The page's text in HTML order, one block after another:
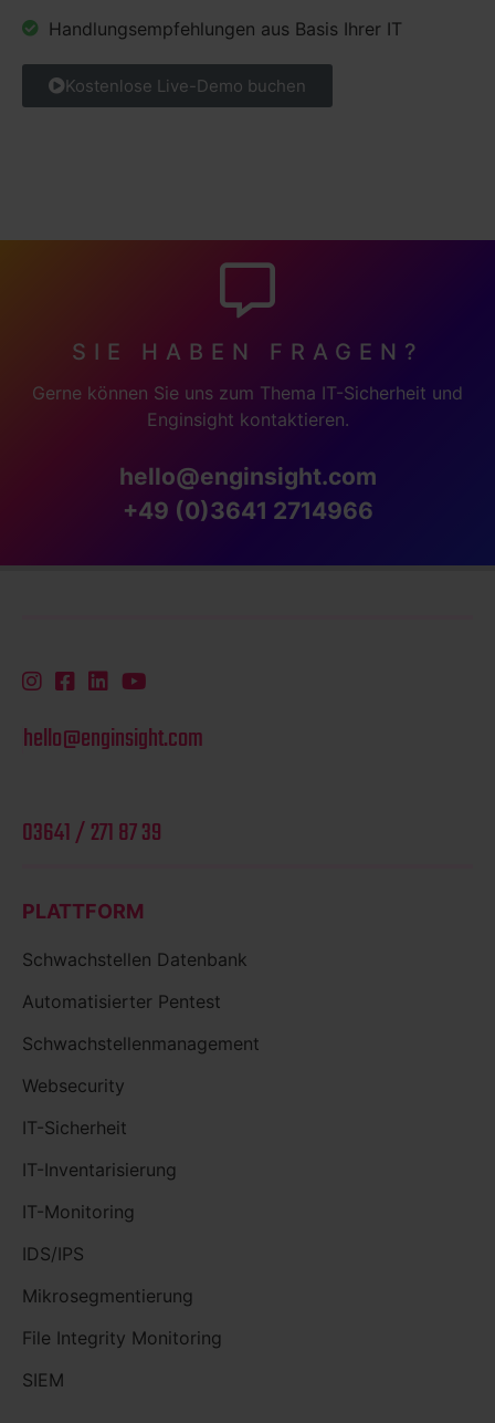
Handlungsempfehlungen aus Basis Ihrer IT
Kostenlose Live-Demo buchen
SIE HABEN FRAGEN?
Gerne können Sie uns zum Thema IT-Sicherheit und
Enginsight kontaktieren.
hello@enginsight.com
+49 (0)3641 2714966
hello@enginsight.com
03641 / 271 87 39
PLATTFORM
Schwachstellen Datenbank
Automatisierter Pentest
Schwachstellenmanagement
Websecurity
IT-Sicherheit
IT-Inventarisierung
IT-Monitoring
IDS/IPS
Mikrosegmentierung
File Integrity Monitoring
SIEM